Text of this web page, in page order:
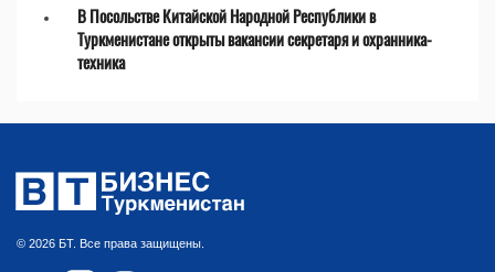
В Посольстве Китайской Народной Республики в
Туркменистане открыты вакансии секретаря и охранника-
техника
© 2026 БТ. Все права защищены.